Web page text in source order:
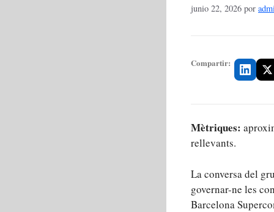
junio 22, 2026 por
Compartir:
Mètriques:
rellevants.
La conversa del
governar-ne les
Barcelona